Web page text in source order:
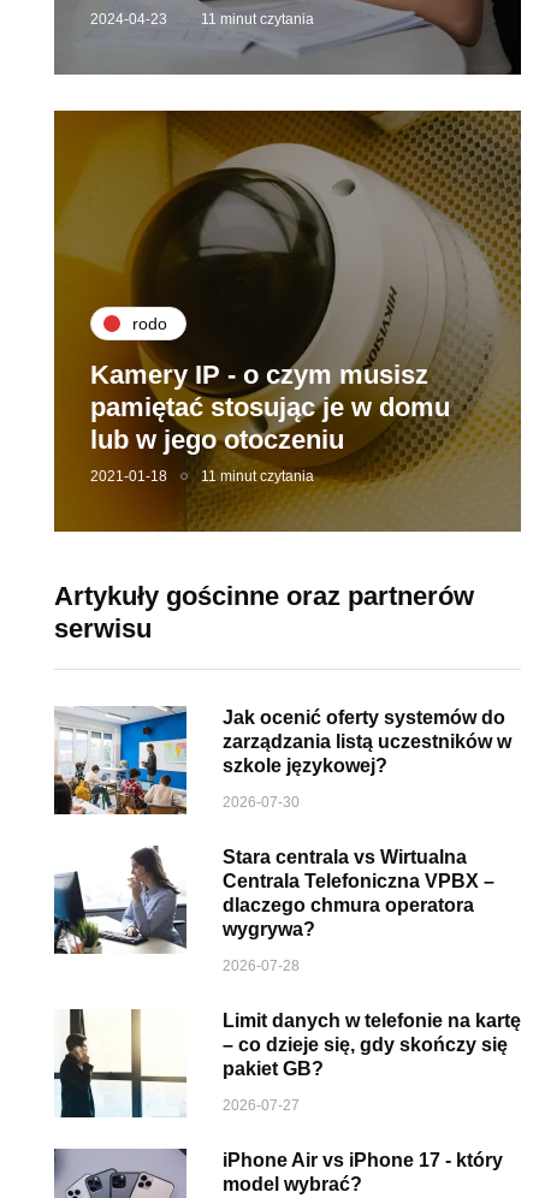
2024-04-23 11 minut czytania
rodo
Kamery IP - o czym musisz
pamiętać stosując je w domu
lub w jego otoczeniu
2021-01-18 11 minut czytania
Artykuły gościnne oraz partnerów
serwisu
Jak ocenić oferty systemów do
zarządzania listą uczestników w
szkole językowej?
2026-07-30
Stara centrala vs Wirtualna
Centrala Telefoniczna VPBX –
dlaczego chmura operatora
wygrywa?
2026-07-28
Limit danych w telefonie na kartę
– co dzieje się, gdy skończy się
pakiet GB?
2026-07-27
iPhone Air vs iPhone 17 - który
model wybrać?